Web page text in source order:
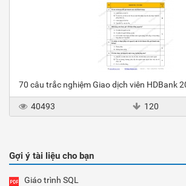
70 câu trắc nghiệm Giao dịch viên HDBank
40493 120
Gợi ý tài liệu cho bạn
Giáo trình SQL